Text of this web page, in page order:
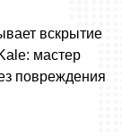
вскрытие
мастер
повреждения